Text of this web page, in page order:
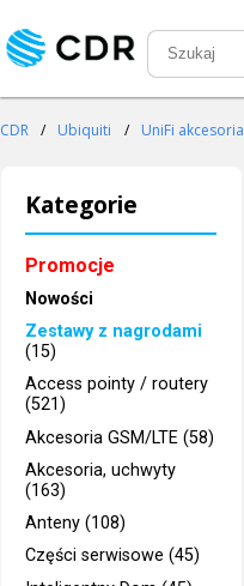
CDR / Ubiquiti / UniFi akcesoria
Kategorie
Promocje
Nowości
Zestawy z nagrodami
(15)
Access pointy / routery
(521)
Akcesoria GSM/LTE (58)
Akcesoria, uchwyty
(163)
Anteny (108)
Części serwisowe (45)